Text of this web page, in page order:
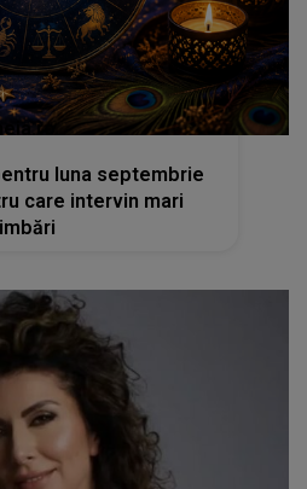
luna septembrie
care intervin mari